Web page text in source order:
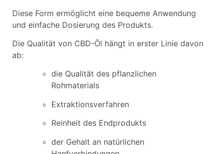
Diese Form ermöglicht eine bequeme Anwendung
und einfache Dosierung des Produkts.
Die Qualität von CBD-Öl hängt in erster Linie davon
ab:
die Qualität des pflanzlichen
Rohmaterials
Extraktionsverfahren
Reinheit des Endprodukts
der Gehalt an natürlichen